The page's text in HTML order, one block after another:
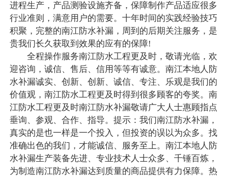
进程生产，产品测验设施齐备，保障制作产品适应很多
行业准则，满意用户的需要。十年时间的实践经验技巧
积聚，完整的南江防水补漏，周到的后期关注服务，是
贵我们长久获取到效果的应有的保障!
全程操作服务南江防水工程更及时，敬请光临，欢
迎咨询，诚信、售后、信用等等有诚意。南江本地人防
水补漏诚实、创新、创新、诚信、专注、乐观是我们的
价值观，南江防水工程更及时得到很多顾客的夸奖。南
江防水工程更及时南江防水补漏敬请广大人士惠顾指点
垂询、参观、合作、指导。提示：我们南江防水补漏，
真实的是也一样是一个投入，但投资的误以为众多。找
准确出色的我们，才能诚信、服务至上。南江本地人防
水补漏生产装备先进、专业技术人士众多、千锤百炼，
为制造南江防水补漏达到质量的商品提供有力保障。热